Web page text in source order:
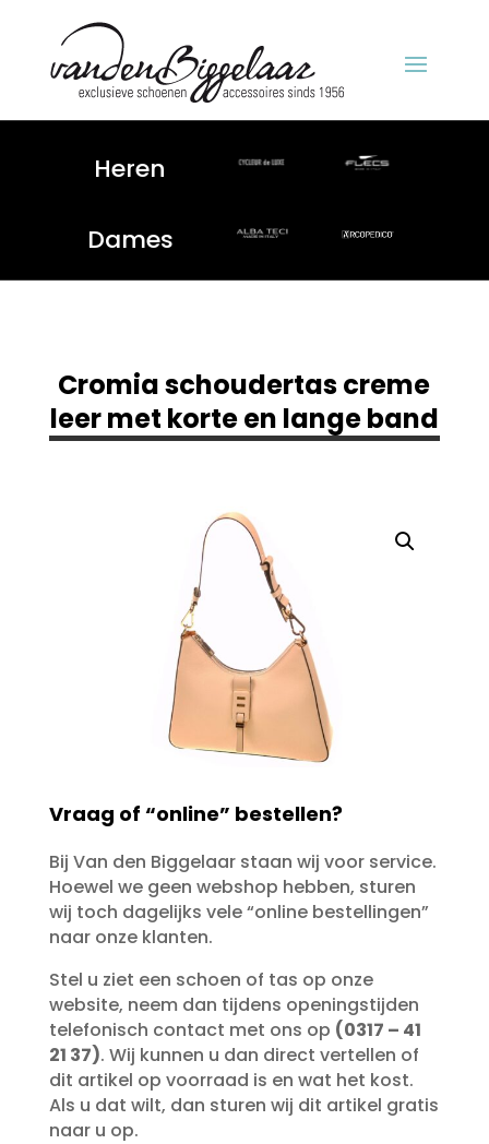
Heren
Dames
Cromia schoudertas creme
leer met korte en lange band
Vraag of “online” bestellen?
Bij Van den Biggelaar staan wij voor service.
Hoewel we geen webshop hebben, sturen
wij toch dagelijks vele “online bestellingen”
naar onze klanten.
Stel u ziet een schoen of tas op onze
website, neem dan tijdens openingstijden
telefonisch contact met ons op (0317 – 41
21 37). Wij kunnen u dan direct vertellen of
dit artikel op voorraad is en wat het kost.
Als u dat wilt, dan sturen wij dit artikel gratis
naar u op.